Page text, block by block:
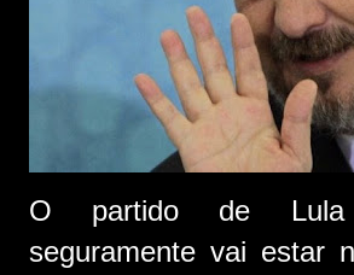
O partido de
seguramente vai estar